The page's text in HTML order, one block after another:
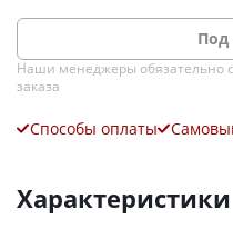
Под
Наши менеджеры обязательно
заказа
Способы оплаты
Характеристики